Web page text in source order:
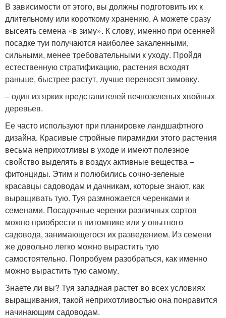
В зависимости от этого, вы должны подготовить их к
длительному или короткому хранению. А можете сразу
высеять семена «в зиму». К слову, именно при осенней
посадке туи получаются наиболее закаленными,
сильными, менее требовательными к уходу. Пройдя
естественную стратификацию, растения всходят
раньше, быстрее растут, лучше переносят зимовку.
– один из ярких представителей вечнозеленых хвойных
деревьев.
Ее часто используют при планировке ландшафтного
дизайна. Красивые стройные пирамидки этого растения
весьма неприхотливы в уходе и имеют полезное
свойство выделять в воздух активные вещества –
фитонциды. Этим и полюбились сочно-зеленые
красавцы садоводам и дачникам, которые знают, как
выращивать тую. Туя размножается черенками и
семенами. Посадочные черенки различных сортов
можно приобрести в питомнике или у опытного
садовода, занимающегося их разведением. Из семени
же довольно легко можно вырастить тую
самостоятельно. Попробуем разобраться, как именно
можно вырастить тую самому.
Знаете ли вы? Туя западная растет во всех условиях
выращивания, такой неприхотливостью она понравится
начинающим садоводам.